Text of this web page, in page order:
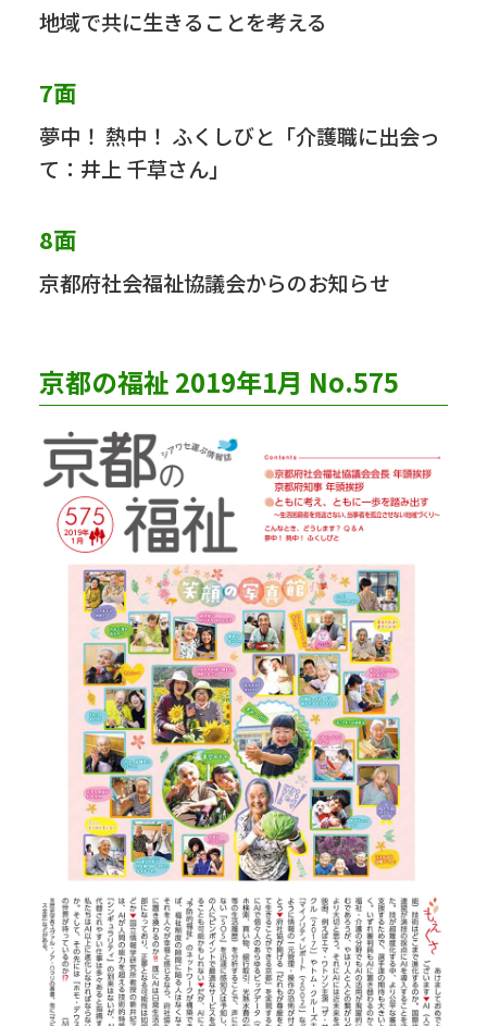
地域で共に生きることを考える
7面
夢中！ 熱中！ ふくしびと「介護職に出会っ
て：井上 千草さん」
8面
京都府社会福祉協議会からのお知らせ
京都の福祉 2019年1月 No.575